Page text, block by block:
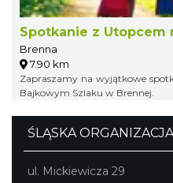
Spotkanie z Utopcem
Brenna
7.90 km
Zapraszamy na wyjątkowe
Bajkowym Szlaku w Brennej.
ŚLĄSKA
ul. Mickiewicza 29